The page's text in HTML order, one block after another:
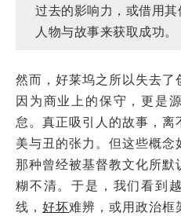
过去的影响力，或借用其
人物与故事来获取成功。
然而，好莱坞之所以失去
因为商业上的保守，更是
怠。真正吸引人的故事，离
美与丑的张力。但这些概
那种曾经被基督教文化所
糊不清。于是，我们看到
线，好坏难辨，或用政治框